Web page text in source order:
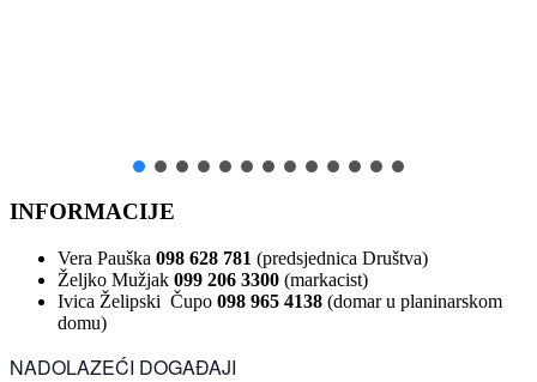
INFORMACIJE
Vera Pauška 098 628 781 (predsjednica Društva)
Željko Mužjak 099 206 3300 (markacist)
Ivica Želipski Čupo 098 965 4138 (domar u planinarskom
domu)
NADOLAZEĆI DOGAĐAJI